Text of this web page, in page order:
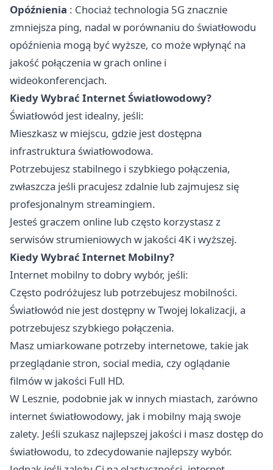
Opóźnienia : Chociaż technologia 5G znacznie
zmniejsza ping, nadal w porównaniu do światłowodu
opóźnienia mogą być wyższe, co może wpłynąć na
jakość połączenia w grach online i
wideokonferencjach.
Kiedy Wybrać Internet Światłowodowy?
Światłowód jest idealny, jeśli:
Mieszkasz w miejscu, gdzie jest dostępna
infrastruktura światłowodowa.
Potrzebujesz stabilnego i szybkiego połączenia,
zwłaszcza jeśli pracujesz zdalnie lub zajmujesz się
profesjonalnym streamingiem.
Jesteś graczem online lub często korzystasz z
serwisów strumieniowych w jakości 4K i wyższej.
Kiedy Wybrać Internet Mobilny?
Internet mobilny to dobry wybór, jeśli:
Często podróżujesz lub potrzebujesz mobilności.
Światłowód nie jest dostępny w Twojej lokalizacji, a
potrzebujesz szybkiego połączenia.
Masz umiarkowane potrzeby internetowe, takie jak
przeglądanie stron, social media, czy oglądanie
filmów w jakości Full HD.
W Lesznie, podobnie jak w innych miastach, zarówno
internet światłowodowy, jak i mobilny mają swoje
zalety. Jeśli szukasz najlepszej jakości i masz dostęp do
światłowodu, to zdecydowanie najlepszy wybór.